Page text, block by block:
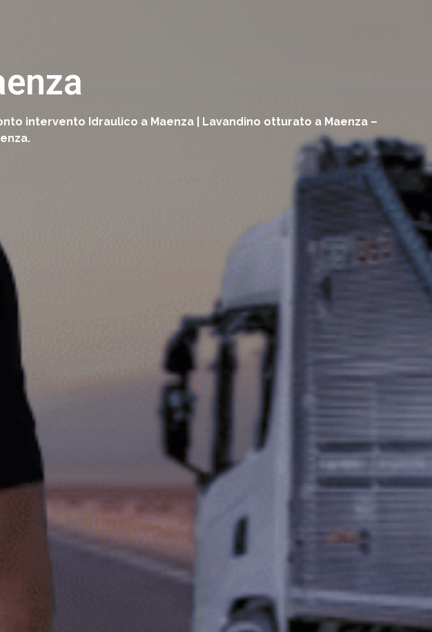
intervento Idraulico a Maenza | Lavandino otturato a Maenza –